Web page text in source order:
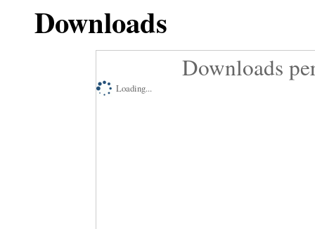
Downloads
Downloads
Loading...